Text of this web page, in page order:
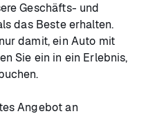
Geschäfts- und
das Beste erhalten.
damit, ein Auto mit
Sie ein in ein Erlebnis,
Angebot an